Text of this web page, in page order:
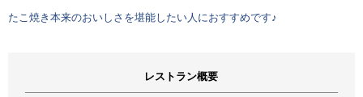
たこ焼き本来のおいしさを堪能したい人におすすめです♪
レストラン概要